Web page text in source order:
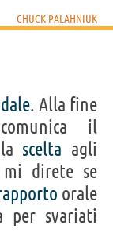
CHUCK PALAHNIUK
. Alla fine
il
scelta agli
direte se
orale
per svariati